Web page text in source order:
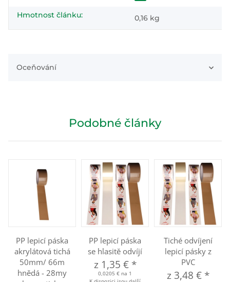
Hmotnost článku: 0,16 kg
Oceňování
Podobné články
PP lepicí páska
akrylátová tichá
50mm/ 66m
hnědá - 28my
PP lepicí páska
se hlasitě odvíjí
z 1,35 € *
0,0205 € na 1
Tiché odvíjení
lepicí pásky z
PVC
z 3,48 € *